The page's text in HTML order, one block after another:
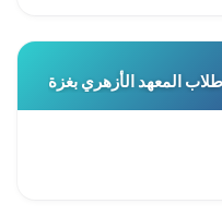
المعهد الأزهري بغزة